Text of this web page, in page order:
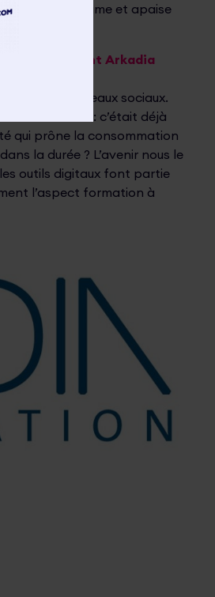
réchauffe l’âme et apaise
et comment Arkadia
» sur les réseaux sociaux.
à la réalité : c’était déjà
qui prône la consommation
la durée ? L’avenir nous le
outils digitaux font partie
l’aspect formation à